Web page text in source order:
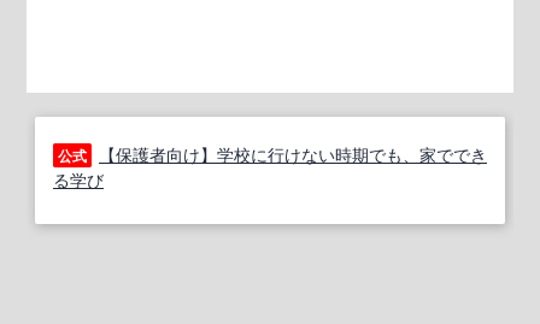
公式
【保護者向け】学校に行けない時期でも、家ででき
る学び